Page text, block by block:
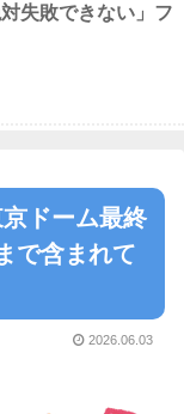
失敗できない」フ
京ドーム最終
で含まれて
2026.06.03